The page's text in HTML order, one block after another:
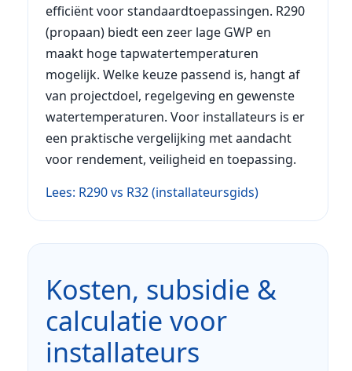
efficiënt voor standaardtoepassingen. R290
(propaan) biedt een zeer lage GWP en
maakt hoge tapwatertemperaturen
mogelijk. Welke keuze passend is, hangt af
van projectdoel, regelgeving en gewenste
watertemperaturen. Voor installateurs is er
een praktische vergelijking met aandacht
voor rendement, veiligheid en toepassing.
Lees: R290 vs R32 (installateursgids)
Kosten, subsidie &
calculatie voor
installateurs